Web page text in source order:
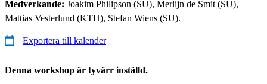
Medverkande: Joakim Philipson (SU), Merlijn de Smit (SU),
Mattias Vesterlund (KTH), Stefan Wiens (SU).
Exportera till kalender
Denna workshop är tyvärr inställd.